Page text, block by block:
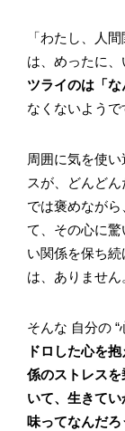
「わたし、人
は、めったに、
ツライのは「な
なくないようで
周囲に気を使
スが、どんど
では褒めなが
て、その心に
い関係を保ち
は、ありません
そんな 自分の “
ドロした心を
係のストレス
いて、生きて
味ってなんだろ